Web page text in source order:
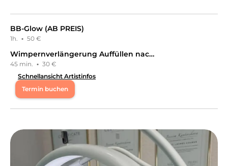
BB-Glow (AB PREIS)
1h. · 50 €
Wimpernverlängerung Auffüllen nach 1 Woche
45 min. · 30 €
Schnellansicht Artistinfos
Termin buchen
Di 18:00 - 22:30
Mi 18:00 - 22:30
18:15 - 22:30